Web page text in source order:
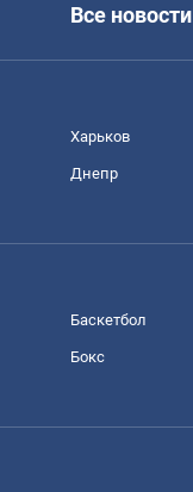
Все новости
Харьков
Днепр
Баскетбол
Бокс